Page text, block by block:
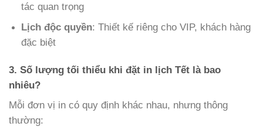
tác quan trọng
Lịch độc quyền: Thiết kế riêng cho VIP, khách hàng
đặc biệt
3. Số lượng tối thiểu khi đặt in lịch Tết là bao
nhiêu?
Mỗi đơn vị in có quy định khác nhau, nhưng thông
thường: